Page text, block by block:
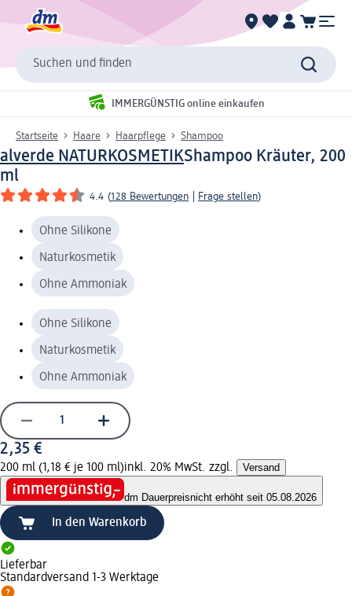
Suchen und finden
IMMERGÜNSTIG online einkaufen
Startseite Haare Haarpflege Shampoo
alverde NATURKOSMETIKShampoo Kräuter, 200
ml
4.4 (128 Bewertungen Frage stellen)
Ohne Silikone
Naturkosmetik
Ohne Ammoniak
Ohne Silikone
Naturkosmetik
Ohne Ammoniak
2,35 €
200 ml (1,18 € je 100 ml)inkl. 20% MwSt. zzgl. Versand
dm Dauerpreisnicht erhöht seit 05.08.2026
In den Warenkorb
Lieferbar
Standardversand 1-3 Werktage